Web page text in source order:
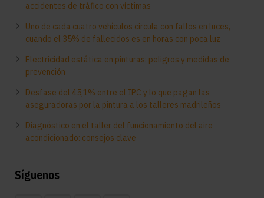
accidentes de tráfico con víctimas
Uno de cada cuatro vehículos circula con fallos en luces,
cuando el 35% de fallecidos es en horas con poca luz
Electricidad estática en pinturas: peligros y medidas de
prevención
Desfase del 45,1% entre el IPC y lo que pagan las
aseguradoras por la pintura a los talleres madrileños
Diagnóstico en el taller del funcionamiento del aire
acondicionado: consejos clave
Síguenos